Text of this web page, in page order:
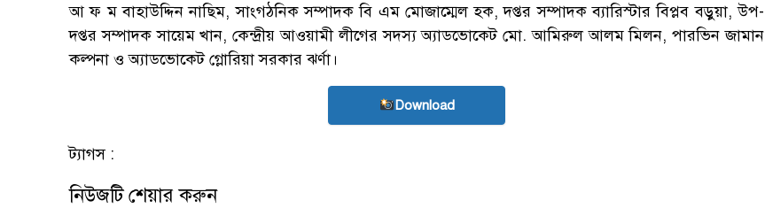
আ ফ ম বাহাউদ্দিন নাছিম, সাংগঠনিক সম্পাদক বি এম মোজাম্মেল হক, দপ্তর সম্পাদক ব্যারিস্টার বিপ্লব বড়ুয়া, উপ-
দপ্তর সম্পাদক সায়েম খান, কেন্দ্রীয় আওয়ামী লীগের সদস্য অ্যাডভোকেট মো. আমিরুল আলম মিলন, পারভিন জামান
কল্পনা ও অ্যাডভোকেট গ্লোরিয়া সরকার ঝর্ণা।
Download
ট্যাগস :
নিউজটি শেয়ার করুন